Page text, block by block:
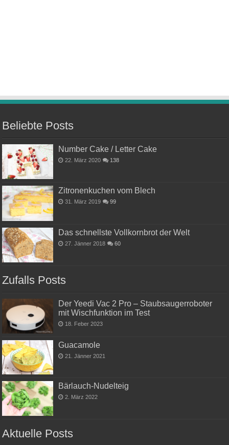
Beliebte Posts
Number Cake / Letter Cake
22. März 2020 138
Zitronenkuchen vom Blech
31. März 2019 99
Das schnellste Vollkornbrot der Welt
27. Jänner 2018 60
Zufalls Posts
Der Yeedi Vac 2 Pro – Staubsaugerroboter
mit Wischfunktion im Test
18. Feber 2023
Guacamole
21. Jänner 2021
Bärlauch-Nudelteig
2. März 2022
Aktuelle Posts